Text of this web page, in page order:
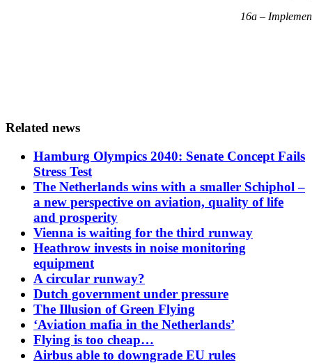
16a –
Related news
Hamburg Olympics 2040: Senate Concept Fails
Stress Test
The Netherlands wins with a smaller Schiphol –
a new perspective on aviation, quality of life
and prosperity
Vienna is waiting for the third runway
Heathrow invests in noise monitoring
equipment
A circular runway?
Dutch government under pressure
The Illusion of Green Flying
‘Aviation mafia in the Netherlands’
Flying is too cheap…
Airbus able to downgrade EU rules